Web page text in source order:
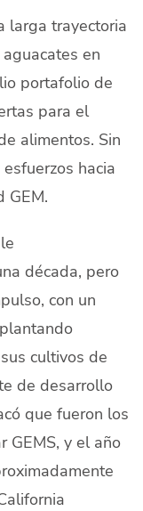
Español
larga trayectoria
en
portafolio de
para el
alimentos. Sin
hacia
GEM.
década, pero
con un
cultivos de
de desarrollo
que fueron los
GEMS, y el año